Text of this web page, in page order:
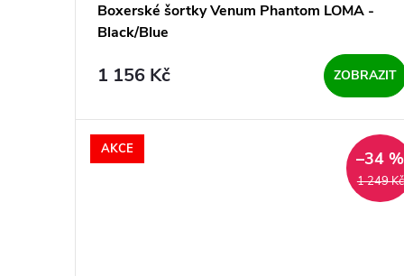
Boxerské šortky Venum Phantom LOMA -
Black/Blue
1 156 Kč ZOBRAZIT
AKCE
1 249 Kč
–34 %